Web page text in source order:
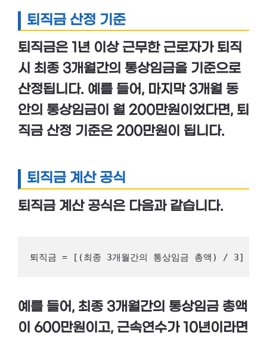
퇴직금 산정 기준
퇴직금은 1년 이상근무한 근로자가 퇴직
시 최종 3개월간의 통상임금을 기준으로
산정됩니다. 예를 들어, 마지막 3개월 동
안의 통상임금이 월 200만원이었다면, 퇴
직금 산정 기준은 200만원이 됩니다.
퇴직금 계산 공식
퇴직금 계산 공식은 다음과 같습니다.
퇴직금 = [(최종 3개월간의 통상임금 총액) / 3] × 근
예를 들어, 최종 3개월간의 통상임금 총액
이 600만원이고, 근속연수가 10년이라면